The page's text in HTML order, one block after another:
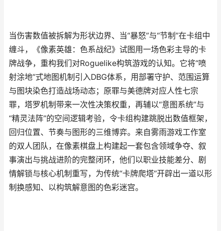
当伤害数值被拆解为形状边界、当“暴怒”与“节制”在卡组中
缠斗，《像素英雄：色系战纪》试图用一场色彩主导的卡
牌战争，重构我们对Roguelike构筑游戏的认知。它将“喷
射涂地”式地图机制引入DBG体系，用部署守护、范围运算
与图块染色打造战场动态；原罪与美德牌对应人性七宗
罪，塔罗机制带来一次性决策权重，再辅以“意图系统”与
“精灵法阵”的空间逻辑考验，令卡组构建跳脱出数值框架，
回归位置、节奏与图形的三维博弈。来自雾雨游戏工作室
的双人团队，在像素棋盘上构建起一套包含领域争夺、叙
事演出与挑战进阶的完整闭环，他们以职业技能差分、剧
情解锁与核心机制重写，为传统“卡牌爬塔”开辟出一道以形
制换感知、以构筑解意图的色彩迷宫。